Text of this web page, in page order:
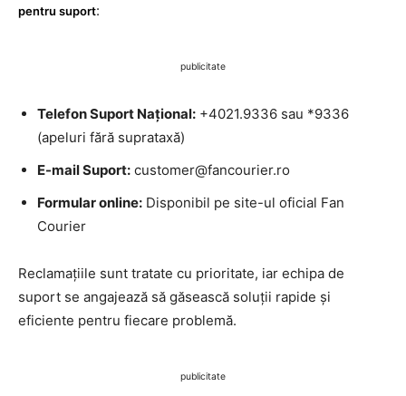
pentru suport:
publicitate
Telefon Suport Național: +4021.9336 sau *9336
(apeluri fără suprataxă)
E-mail Suport: customer@fancourier.ro
Formular online: Disponibil pe site-ul oficial Fan
Courier
Reclamațiile sunt tratate cu prioritate, iar echipa de
suport se angajează să găsească soluții rapide și
eficiente pentru fiecare problemă.
publicitate